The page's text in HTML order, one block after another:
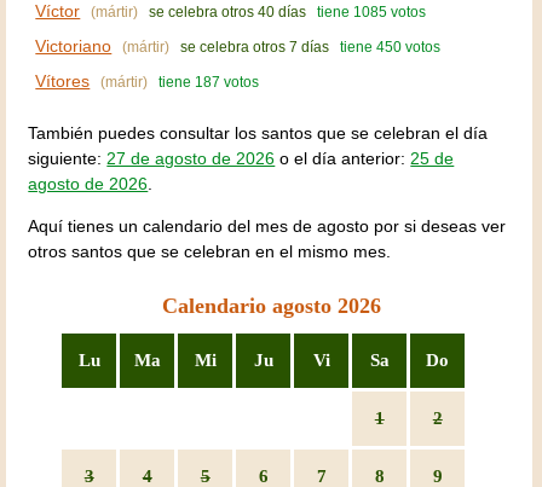
Víctor (mártir) se celebra otros 40 días tiene 1085 votos
Victoriano (mártir) se celebra otros 7 días tiene 450 votos
Vítores (mártir) tiene 187 votos
También puedes consultar los santos que se celebran el día
siguiente:27 de agosto de 2026 o el día anterior:25 de
agosto de 2026.
Aquí tienes un calendario del mes de agosto por si deseas ver
otros santos que se celebran en el mismo mes.
Calendario agosto 2026
Lu Ma Mi Ju Vi Sa Do
1 2
3 4 5 6 7 8 9